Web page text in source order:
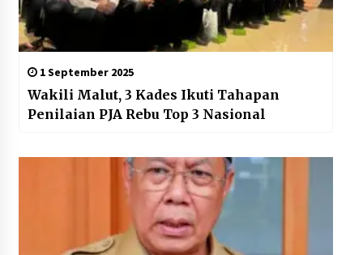
1 September 2025
Wakili Malut, 3 Kades Ikuti Tahapan
Penilaian PJA Rebu Top 3 Nasional